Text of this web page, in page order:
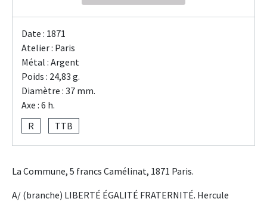
Date : 1871
Atelier : Paris
Métal : Argent
Poids : 24,83 g.
Diamètre : 37 mm.
Axe : 6 h.
R
TTB
La Commune, 5 francs Camélinat, 1871 Paris.
A/ (branche) LIBERTÉ ÉGALITÉ FRATERNITÉ. Hercule